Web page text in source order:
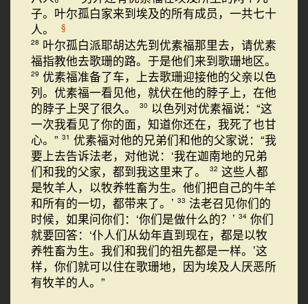
子。叶尔孤白家来到埃及的所有成员，一共七十
人。
§
28 叶尔孤白派耶胡达先到优素福那里去，请优素
福指教他去歌珊的路。于是他们来到歌珊地区。
29 优素福准备了车，上去歌珊迎接他的父亲以色
列。优素福一看见他，就伏在他的脖子上，在他
的脖子上哭了很久。
30 以色列对优素福说：“这
一次我看见了你的面，知道你还在，我死了也甘
心。” 31 优素福对他的兄弟们和他的父家说：“我
要上去告诉法老，对他说：‘我在迦南地的兄弟
们和我的父家，都到我这里来了。
32 这些人都
是牧羊人，以牧养牲畜为生。他们把自己的牛羊
和所有的一切，都带来了。’ 33 法老召见你们的
时候，如果问你们：‘你们是做什么的？’ 34 你们
就要回答：‘仆人们从幼年直到现在，都是以牧
养牲畜为生。我们和我们的祖先都是一样。’这
样，你们就可以住在歌珊地，因为埃及人厌恶所
有牧羊的人。”